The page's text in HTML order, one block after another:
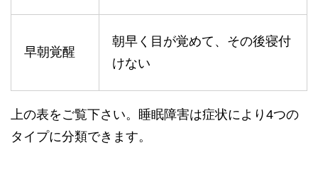
早朝覚醒
朝早く目が覚めて、その後寝付
けない
上の表をご覧下さい。睡眠障害は症状により4つの
タイプに分類できます。